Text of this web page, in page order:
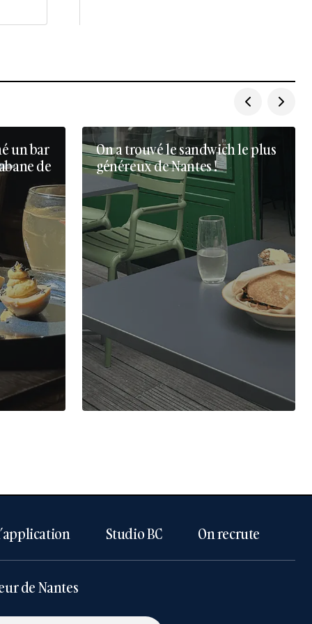
un bar
de
On a trouvé le sandwich le plus
généreux de Nantes !
Studio BC On recrute
de Nantes